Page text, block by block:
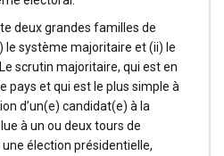
deux grandes familles de
le système majoritaire et (ii) le
scrutin majoritaire, qui est en
pays et qui est le plus simple à
d’un(e) candidat(e) à la
à un ou deux tours de
élection présidentielle,